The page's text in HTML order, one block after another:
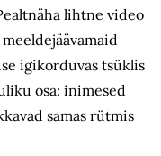
lihtne video
igikorduvas tsüklis
osa: inimesed
samas rütmis